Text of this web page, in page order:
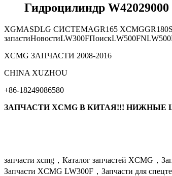
Гидроцилиндр W42029000
XGMASDLG СИСТЕМАGR165 XCMGGR180
запастиНовостиLW300FПоискLW500FN
XCMG ЗАПЧАСТИ 2008-2016
СHINA XUZHOU
+86-18249086580
ЗАПЧАСТИ XCMG В КИТАЯ!!! НИЖНЫЕ
запчасти xcmg，Каталог запчастей XCMG，
Запчасти XCMG LW300F，Запчасти для